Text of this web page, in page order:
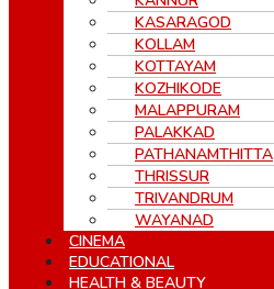
KASARAGOD
KOLLAM
KOTTAYAM
KOZHIKODE
MALAPPURAM
PALAKKAD
PATHANAMTHITTA
THRISSUR
TRIVANDRUM
WAYANAD
CINEMA
EDUCATIONAL
HEALTH & BEAUTY